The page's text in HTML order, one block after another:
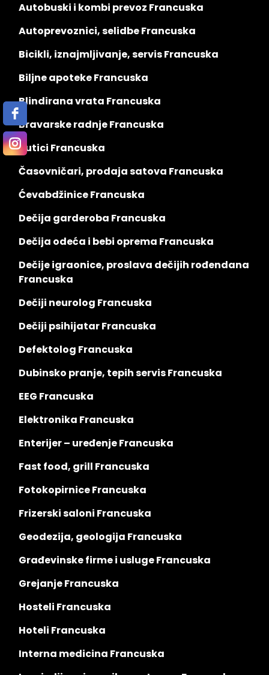
Autobuski i kombi prevoz Francuska
Autoprevoznici, selidbe Francuska
Bicikli, iznajmljivanje, servis Francuska
Biljne apoteke Francuska
Blindirana vrata Francuska
Bravarske radnje Francuska
Butici Francuska
Časovničari, prodaja satova Francuska
Ćevabdžinice Francuska
Dečija garderoba Francuska
Dečija odeća i bebi oprema Francuska
Dečije igraonice, proslava dečijih rođendana
Francuska
Dečiji neurolog Francuska
Dečiji psihijatar Francuska
Defektolog Francuska
Dubinsko pranje, tepih servis Francuska
EEG Francuska
Elektronika Francuska
Enterijer – uređenje Francuska
Fast food, grill Francuska
Fotokopirnice Francuska
Frizerski saloni Francuska
Geodezija, geologija Francuska
Građevinske firme i usluge Francuska
Grejanje Francuska
Hosteli Francuska
Hoteli Francuska
Interna medicina Francuska